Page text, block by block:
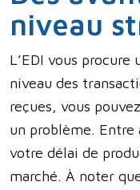
niveau
L’EDI vous procure
niveau des
reçues, vous
un problème.
votre délai de
marché. À noter